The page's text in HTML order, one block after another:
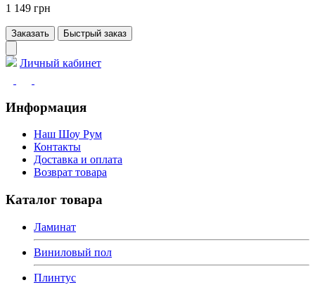
1 149 грн
Заказать Быстрый заказ
Личный кабинет
Информация
Наш Шоу Рум
Контакты
Доставка и оплата
Возврат товара
Каталог товара
Ламинат
Виниловый пол
Плинтус